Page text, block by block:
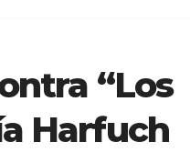
“Los
Harfuch